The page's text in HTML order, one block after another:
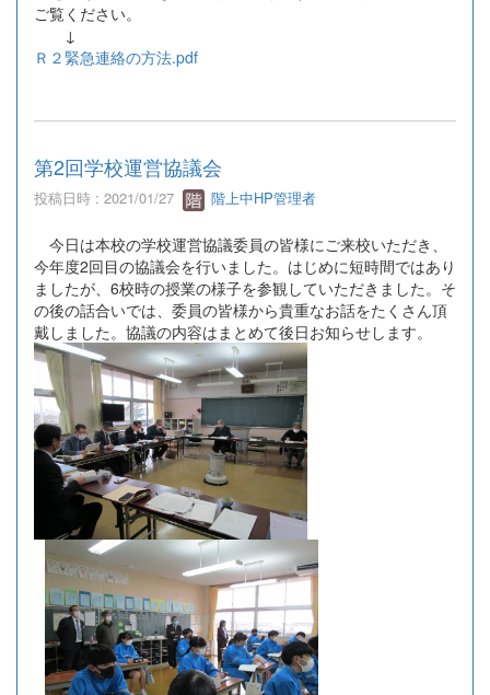
ご覧ください。
↓
Ｒ２緊急連絡の方法.pdf
第2回学校運営協議会
投稿日時 : 2021/01/27 階上中HP管理者
今日は本校の学校運営協議委員の皆様にご来校いただき、
今年度2回目の協議会を行いました。はじめに短時間ではあり
ましたが、6校時の授業の様子を参観していただきました。そ
の後の話合いでは、委員の皆様から貴重なお話をたくさん頂
戴しました。協議の内容はまとめて後日お知らせします。